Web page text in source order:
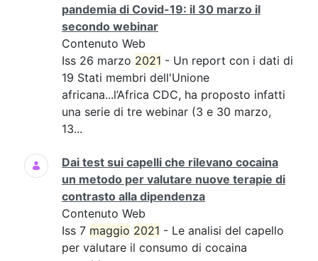
pandemia di Covid-19: il 30 marzo il
secondo webinar
Contenuto Web
Iss 26 marzo 2021 - Un report con i dati di
19 Stati membri dell'Unione
africana...l’Africa CDC, ha proposto infatti
una serie di tre webinar (3 e 30 marzo,
13...
Dai test sui capelli che rilevano cocaina
un metodo per valutare nuove terapie di
contrasto alla dipendenza
Contenuto Web
Iss 7 maggio 2021 - Le analisi del capello
per valutare il consumo di cocaina